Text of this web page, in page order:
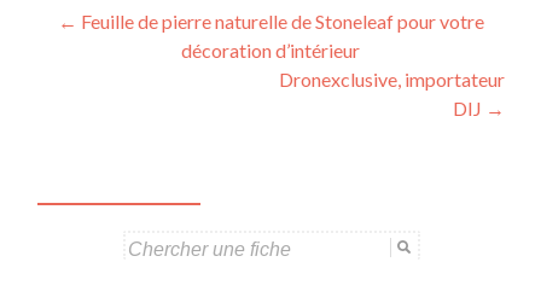
Navigation
← Feuille de pierre naturelle de Stoneleaf pour votre
décoration d’intérieur
Dronexclusive, importateur
DIJ →